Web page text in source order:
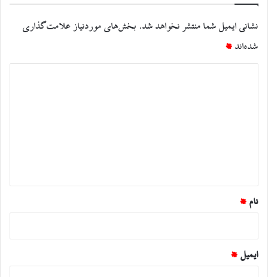
نشانی ایمیل شما منتشر نخواهد شد. بخش‌های موردنیاز علامت‌گذاری
شده‌اند *
نام *
ایمیل *